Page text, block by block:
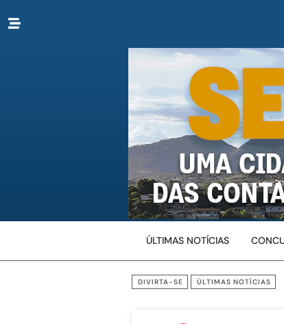
ÚLTIMAS NOTÍCIAS
DIVIRTA-SE ÚLTIMAS NOTÍCIAS